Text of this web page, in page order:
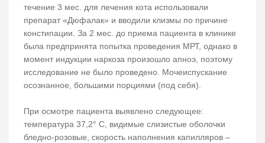
течение 3 мес. для лечения кота использовали
препарат «Дюфалак» и вводили клизмы по причине
констипации. За 2 мес. до приема пациента в клинике
была предпринята попытка проведения МРТ, однако в
момент индукции наркоза произошло апноэ, поэтому
исследование не было проведено. Мочеиспускание
осознанное, большими порциями (под себя).
При осмотре пациента выявлено следующее:
температура 37,2° С, видимые слизистые оболочки
бледно-розовые, скорость наполнения капилляров –